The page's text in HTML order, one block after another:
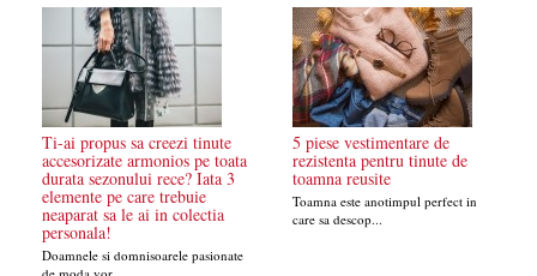
Ti-ai propus sa creezi tinute
accesorizate armonios pe toata
durata sezonului rece? Iata 3
elemente pe care trebuie
neaparat sa le ai in colectia
personala!
Doamnele si domnisoarele pasionate
5 piese vestimentare de
rezistenta pentru tinute de
toamna reusite
Toamna este anotimpul perfect in
care sa descop...